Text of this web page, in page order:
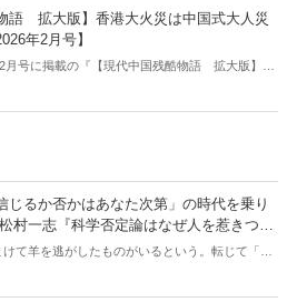
語 拡大版】香港大火災は中国式大人災
年2月号】
月号に掲載の『【現代中国残酷物語 拡大版】香
。
じるか否かはあなた次第」の時代を乗り
新書）｜梶原麻衣子
て羊を逃がしたものがいるという。転じて「読
だが時に仕事を放り出してでも、読むべき本が